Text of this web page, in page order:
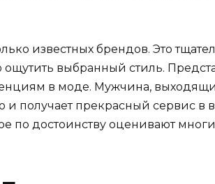
известных брендов. Это
выбранный стиль.
в моде. Мужчина,
и получает прекрасный сервис в
по достоинству оценивают